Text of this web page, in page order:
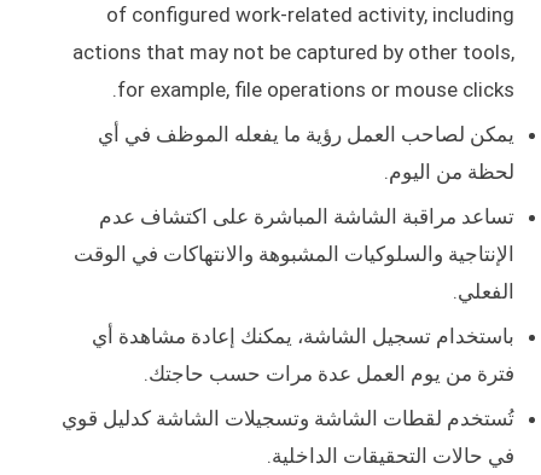
of configured work-related activity, including
actions that may not be captured by other tools,
for example, file operations or mouse clicks.
يمكن لصاحب العمل رؤية ما يفعله الموظف في أي
لحظة من اليوم.
تساعد مراقبة الشاشة المباشرة على اكتشاف عدم
الإنتاجية والسلوكيات المشبوهة والانتهاكات في الوقت
الفعلي.
باستخدام تسجيل الشاشة، يمكنك إعادة مشاهدة أي
فترة من يوم العمل عدة مرات حسب حاجتك.
تُستخدم لقطات الشاشة وتسجيلات الشاشة كدليل قوي
في حالات التحقيقات الداخلية.